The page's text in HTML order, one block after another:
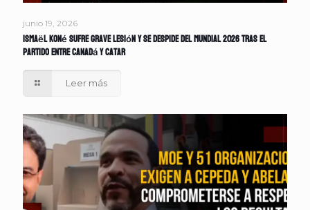
junio 19, 2026
Ismaël Koné sufre grave lesión y se despide del Mundial 2026 tras el
partido entre Canadá y Catar
Leer más